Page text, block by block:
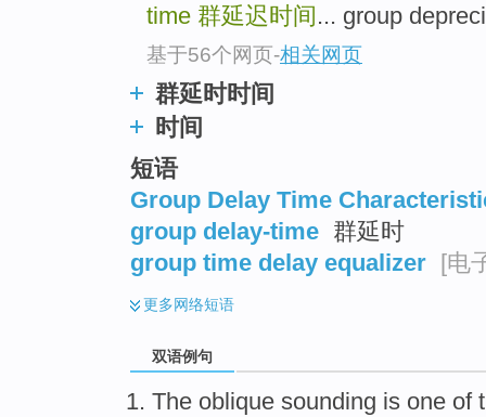
time 群延迟时间 ... group
基于56个网页-相关网页
群延时时间
时间
短语
Group Delay Time
group delay-time 群延时
group time delay equalizer
[电
更多网络短语
双语例句
The oblique sounding is one of